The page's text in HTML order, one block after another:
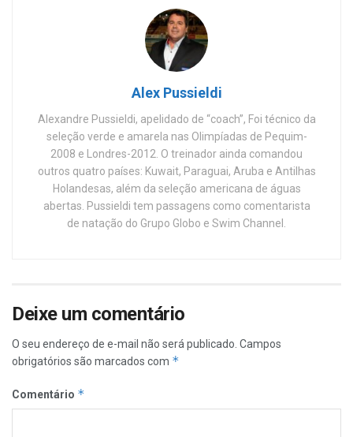
Alex Pussieldi
Alexandre Pussieldi, apelidado de “coach”, Foi técnico da
seleção verde e amarela nas Olimpíadas de Pequim-
2008 e Londres-2012. O treinador ainda comandou
outros quatro países: Kuwait, Paraguai, Aruba e Antilhas
Holandesas, além da seleção americana de águas
abertas. Pussieldi tem passagens como comentarista
de natação do Grupo Globo e Swim Channel.
Deixe um comentário
O seu endereço de e-mail não será publicado. Campos
obrigatórios são marcados com *
Comentário *